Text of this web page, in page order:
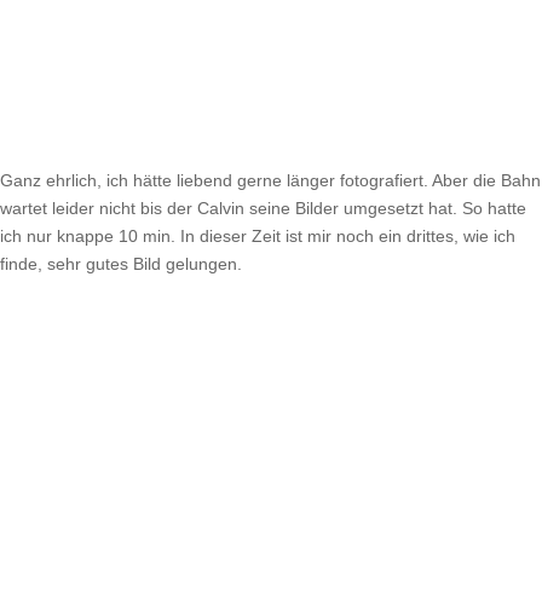
Ganz ehrlich, ich hätte liebend gerne länger fotografiert. Aber die Bahn
wartet leider nicht bis der Calvin seine Bilder umgesetzt hat. So hatte
ich nur knappe 10 min. In dieser Zeit ist mir noch ein drittes, wie ich
finde, sehr gutes Bild gelungen.